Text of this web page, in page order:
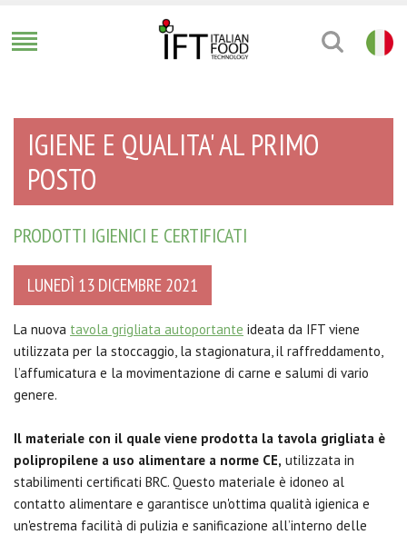
IGIENE E QUALITA' AL PRIMO
POSTO
PRODOTTI IGIENICI E CERTIFICATI
LUNEDÌ 13 DICEMBRE 2021
La nuova tavola grigliata autoportante ideata da IFT viene
utilizzata per la stoccaggio, la stagionatura, il raffreddamento,
l’affumicatura e la movimentazione di carne e salumi di vario
genere.
Il materiale con il quale viene prodotta la tavola grigliata è
polipropilene a uso alimentare a norme CE, utilizzata in
stabilimenti certificati BRC. Questo materiale è idoneo al
contatto alimentare e garantisce un'ottima qualità igienica e
un'estrema facilità di pulizia e sanificazione all’interno delle